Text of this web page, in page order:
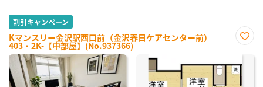
割引キャンペーン
Kマンスリー金沢駅西口前（金沢春日ケアセンター前）
403・2K-【中部屋】(No.937366)
に入
り登
録